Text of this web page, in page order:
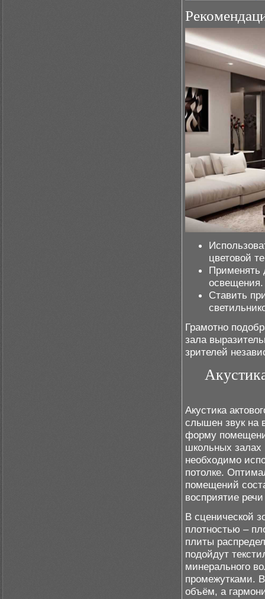
цветовой
Применять
освещения.
Ставить
Грамотно
зала
зрителей
Акустика
слышен звук на
форму
школьных залах
необходимо
потолке.
помещений
восприятие
В сценической
плотностью –
плиты
подойдут
минерального
промежутками.
объём, а